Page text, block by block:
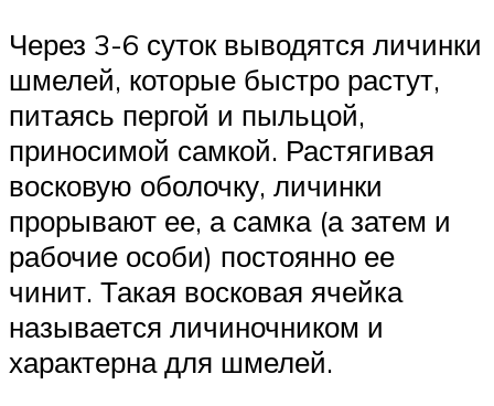
Через 3-6 суток выводятся личинки
шмелей, которые быстро растут,
питаясь пергой и пыльцой,
приносимой самкой. Растягивая
восковую оболочку, личинки
прорывают ее, а самка (а затем и
рабочие особи) постоянно ее
чинит. Такая восковая ячейка
называется личиночником и
характерна для шмелей.